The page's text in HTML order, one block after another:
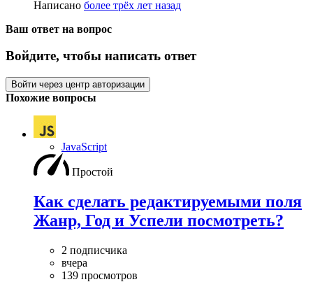
Написано более трёх лет назад
Ваш ответ на вопрос
Войдите, чтобы написать ответ
Войти через центр авторизации
Похожие вопросы
JavaScript
Простой
Как сделать редактируемыми поля
Жанр, Год и Успели посмотреть?
2 подписчика
вчера
139 просмотров